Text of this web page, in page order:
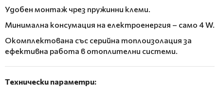
Удобен монтаж чрез пружинни клеми.
Минимална консумация на електроенергия – само 4 W.
Окомплектована със серийна топлоизолация за
ефективна работа в отоплителни системи.
Технически параметри: